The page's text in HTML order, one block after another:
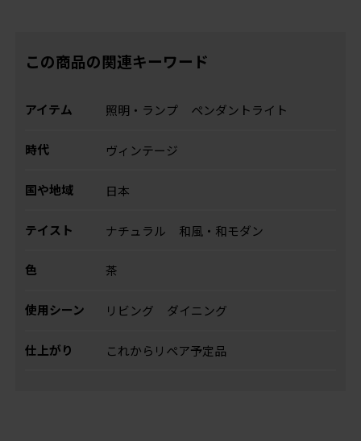
この商品の関連キーワード
アイテム 照明・ランプ ペンダントライト
時代 ヴィンテージ
国や地域 日本
テイスト ナチュラル 和風・和モダン
色 茶
使用シーン リビング ダイニング
仕上がり これからリペア予定品